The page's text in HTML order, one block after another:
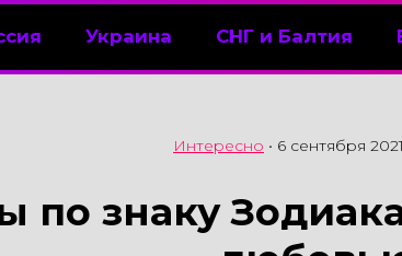
Украина СНГ и Балтия
Интересно • 6 сентября
по знаку